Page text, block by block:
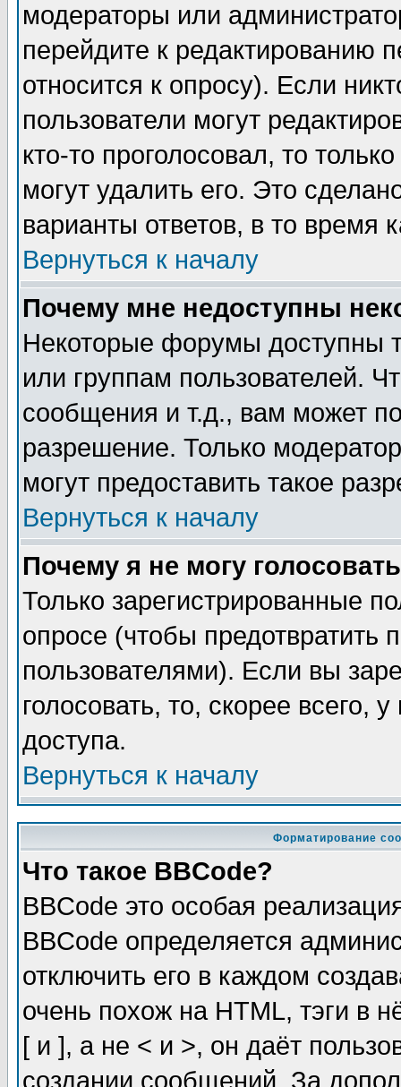
модераторы или
перейдите к редактированию
относится к опросу). Если
пользователи могут
кто-то проголосовал, то
могут удалить его. Это
варианты ответов, в то время
Вернуться к началу
Почему мне недоступны
Некоторые форумы доступны
или группам пользователей.
сообщения и т.д., вам может
разрешение. Только
могут предоставить такое
Вернуться к началу
Почему я не могу
Только зарегистрированные
опросе (чтобы предотвратить
пользователями). Если вы
голосовать, то, скорее всего,
доступа.
Вернуться к началу
Форматирование
Что такое BBCode?
BBCode это особая
BBCode определяется
отключить его в каждом
очень похож на HTML, тэги в
[ и ], а не < и >, он даёт
создании сообщений. За